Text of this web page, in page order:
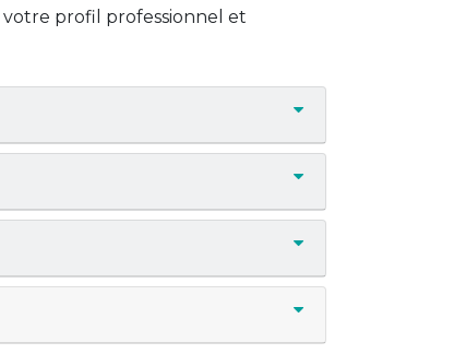
votre profil professionnel et